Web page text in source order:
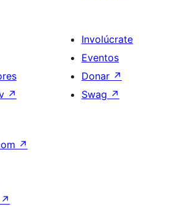
↗
Involúcrate
Eventos
Donar ↗
Swag ↗
↗
↗